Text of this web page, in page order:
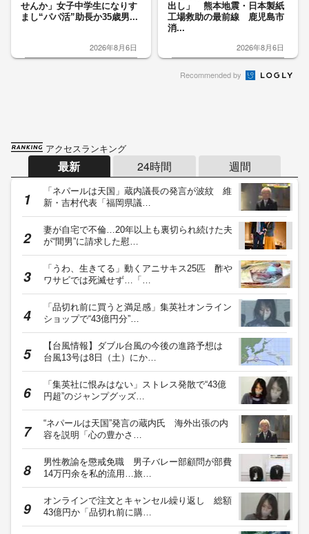
せんか」女子中学生になりす
まし“パパ活”助長か35歳男...
2026年8月6日
出し」 熊本地震・日本製紙
工場救助の最前線 鹿児島市
消...
2026年8月6日
Recommended by
アクセスランキング
最新 24時間 週間
「ネパールは天国」蔵内議長の発言が波紋 維
新・吉村代表「福岡県議…
妻が自宅で不倫…20年以上も裏切られ続けた夫
が“間男”に請求した慰…
「うわ、生きてる」動くアニサキス25匹 酢や
ワサビでは死滅せず…「…
「品切れ前に買うと満足感」集英社オンライン
ショップで“43億円分”…
【台風情報】ダブル台風の今後の進路予想は
台風13号は8日（土）にか…
「集英社に恨みはない」ストレス発散で“43億
円超”のジャンプグッズ…
“ネパールは天国”発言の蔵内氏 海外出張の内
容を説明「心の豊かさ…
男性教諭を懲戒免職 男子バレー部顧問が部費
14万円余を私的流用…旅…
オンラインで注文とキャンセル繰り返し 総額
43億円か「品切れ前に購…